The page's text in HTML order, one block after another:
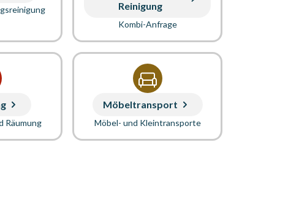
Reinigung
Kombi-Anfrage
Räumung
Möbeltransport
Möbel- und Kleintransporte